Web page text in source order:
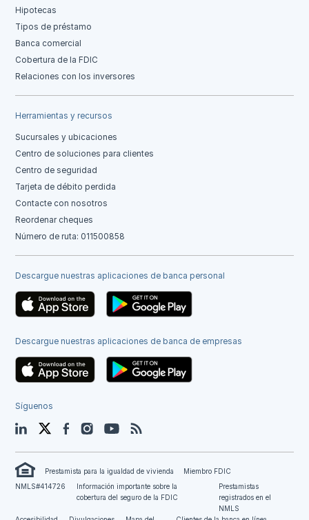
Hipotecas
Tipos de préstamo
Banca comercial
Cobertura de la FDIC
Relaciones con los inversores
Herramientas y recursos
Sucursales y ubicaciones
Centro de soluciones para clientes
Centro de seguridad
Tarjeta de débito perdida
Contacte con nosotros
Reordenar cheques
Número de ruta: 011500858
Descargue nuestras aplicaciones de banca personal
Descargue nuestras aplicaciones de banca de empresas
Síguenos
LinkedIn TwitterFacebookInstagramYouTube
Prestamista para la igualdad de vivienda
Miembro FDIC
NMLS#414726
Información importante sobre la
cobertura del seguro de la FDIC
Prestamistas
registrados en el
NMLS